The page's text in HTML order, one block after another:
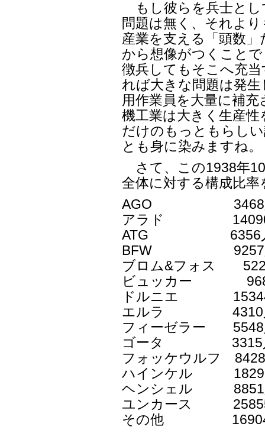
もし彼らを兵士とし
問題は無く、それよ
産業を支える「頭数
から想像がつくこと
徴兵してもそこへ充
れば大きな問題は発
用作業員を大量に補
機工業は大きく生産
だけのもっともらし
とも身に染みますね。
さて、この1938年
全体に対する構成比
AGO 3468
アラド
ATG 6356人
BFW 9257人
ブロム&フォス
ビュッカー 968
ドルニエ 15344
エルラ 4310
フィーゼラー
ゴータ 3315
フォッケウルフ
ハインケル
ヘンシェル 8851
ユンカース
その他 16904